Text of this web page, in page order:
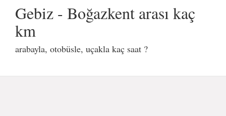
Gebiz - Boğazkent arası kaç
km
arabayla, otobüsle, uçakla kaç saat ?